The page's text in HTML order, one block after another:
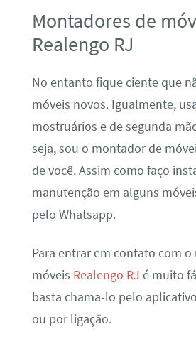
Montadores de
Realengo RJ
No entanto fique ciente que
móveis novos. Igualmente,
mostruários e de segunda
seja, sou o montador de
de você. Assim como faço
manutenção em alguns
pelo Whatsapp.
Para entrar em contato com
móveis Realengo RJ é muito
basta chama-lo pelo
ou por ligação.